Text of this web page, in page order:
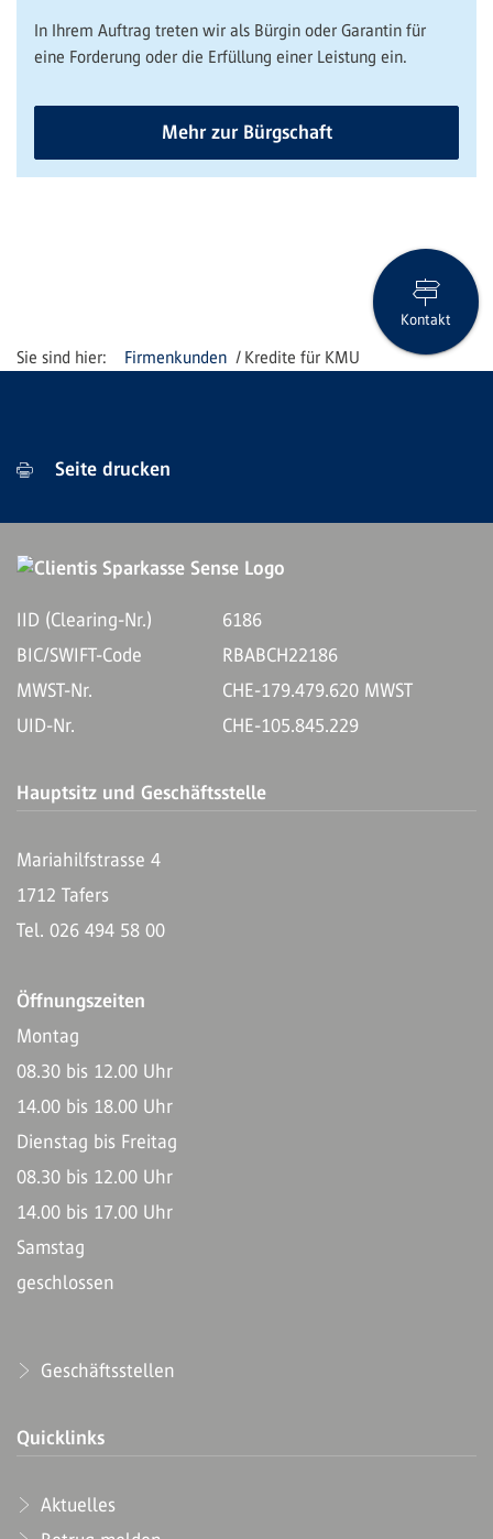
In Ihrem Auftrag treten wir als Bürgin oder Garantin für
eine Forderung oder die Erfüllung einer Leistung ein.
Mehr zur Bürgschaft
Firmenkunden Kredite für KMU
Kontakt
Seite drucken
IID (Clearing-Nr.)
6186
BIC/SWIFT-Code
RBABCH22186
MWST-Nr.
CHE-179.479.620 MWST
UID-Nr.
CHE-105.845.229
Hauptsitz und Geschäftsstelle
Mariahilfstrasse 4
1712 Tafers
Tel. 026 494 58 00
Öffnungszeiten
Montag
08.30 bis 12.00 Uhr
14.00 bis 18.00 Uhr
Dienstag bis Freitag
08.30 bis 12.00 Uhr
14.00 bis 17.00 Uhr
Samstag
geschlossen
Geschäftsstellen
Quicklinks
Aktuelles